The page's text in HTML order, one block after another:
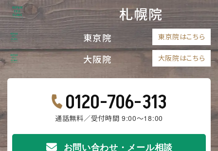
札幌院
東京院 東京院はこちら
大阪院 大阪院はこちら
0120-706-313
通話無料／受付時間 9:00～18:00
お問い合わせ・メール相談